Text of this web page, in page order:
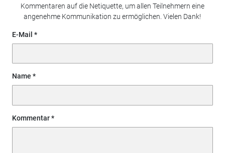
Kommentaren auf die Netiquette, um allen Teilnehmern eine
angenehme Kommunikation zu ermöglichen. Vielen Dank!
E-Mail
Name
Kommentar